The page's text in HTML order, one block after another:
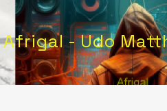
Afrigal - Udo